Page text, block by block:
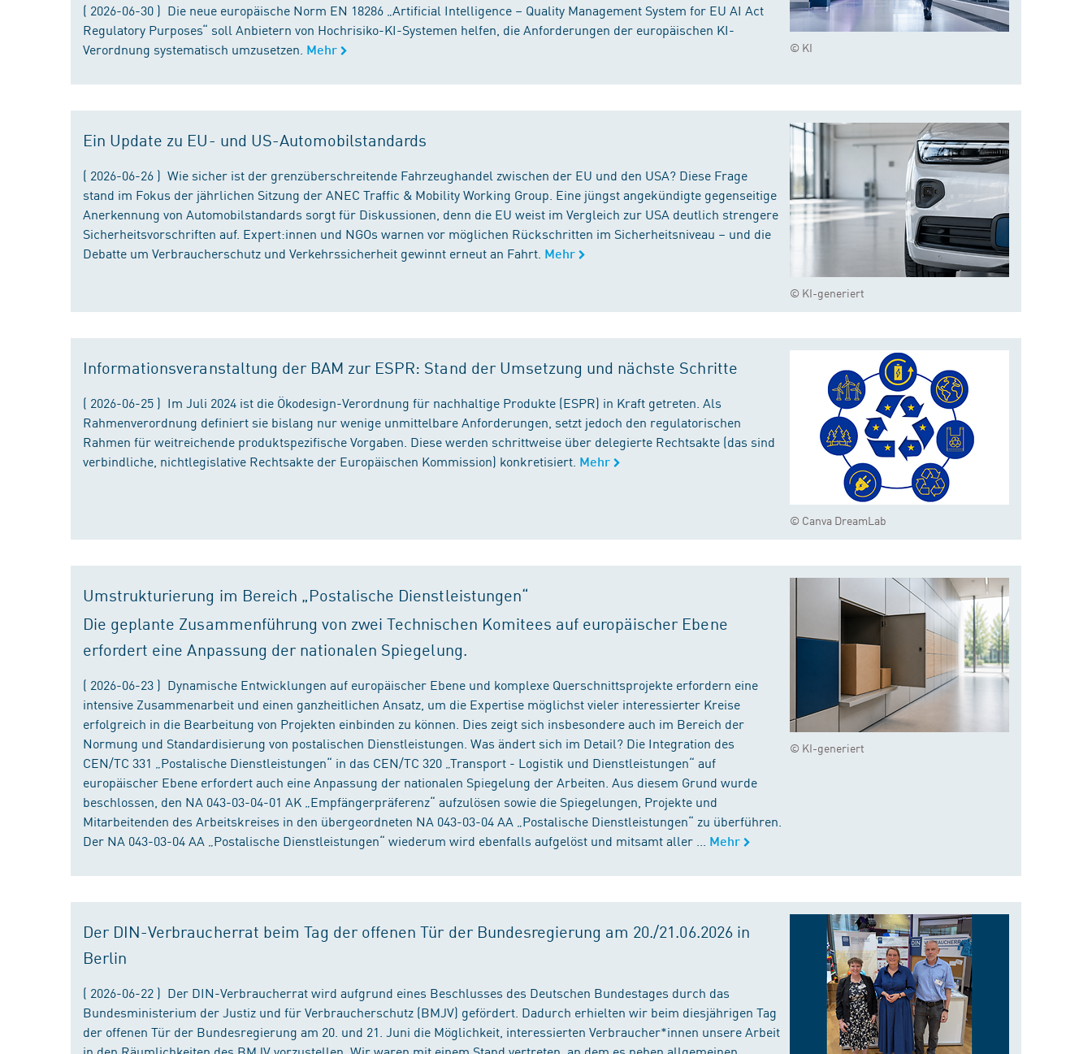
© KI
( 2026-06-30 ) Die neue europäische Norm EN 18286 „Artificial Intelligence – Quality Management System for EU AI Act
Regulatory Purposes“ soll Anbietern von Hochrisiko-KI-Systemen helfen, die Anforderungen der europäischen KI-
Verordnung systematisch umzusetzen. Mehr
© KI-generiert
Ein Update zu EU- und US-Automobilstandards
( 2026-06-26 ) Wie sicher ist der grenzüberschreitende Fahrzeughandel zwischen der EU und den USA? Diese Frage
stand im Fokus der jährlichen Sitzung der ANEC Traffic & Mobility Working Group. Eine jüngst angekündigte gegenseitige
Anerkennung von Automobilstandards sorgt für Diskussionen, denn die EU weist im Vergleich zur USA deutlich strengere
Sicherheitsvorschriften auf. Expert:innen und NGOs warnen vor möglichen Rückschritten im Sicherheitsniveau – und die
Debatte um Verbraucherschutz und Verkehrssicherheit gewinnt erneut an Fahrt. Mehr
© Canva DreamLab
Informationsveranstaltung der BAM zur ESPR: Stand der Umsetzung und nächste Schritte
( 2026-06-25 ) Im Juli 2024 ist die Ökodesign-Verordnung für nachhaltige Produkte (ESPR) in Kraft getreten. Als
Rahmenverordnung definiert sie bislang nur wenige unmittelbare Anforderungen, setzt jedoch den regulatorischen
Rahmen für weitreichende produktspezifische Vorgaben. Diese werden schrittweise über delegierte Rechtsakte (das sind
verbindliche, nichtlegislative Rechtsakte der Europäischen Kommission) konkretisiert. Mehr
© KI-generiert
Umstrukturierung im Bereich „Postalische Dienstleistungen“
Die geplante Zusammenführung von zwei Technischen Komitees auf europäischer Ebene
erfordert eine Anpassung der nationalen Spiegelung.
( 2026-06-23 ) Dynamische Entwicklungen auf europäischer Ebene und komplexe Querschnittsprojekte erfordern eine
intensive Zusammenarbeit und einen ganzheitlichen Ansatz, um die Expertise möglichst vieler interessierter Kreise
erfolgreich in die Bearbeitung von Projekten einbinden zu können. Dies zeigt sich insbesondere auch im Bereich der
Normung und Standardisierung von postalischen Dienstleistungen. Was ändert sich im Detail? Die Integration des
CEN/TC 331 „Postalische Dienstleistungen“ in das CEN/TC 320 „Transport - Logistik und Dienstleistungen“ auf
europäischer Ebene erfordert auch eine Anpassung der nationalen Spiegelung der Arbeiten. Aus diesem Grund wurde
beschlossen, den NA 043-03-04-01 AK „Empfängerpräferenz“ aufzulösen sowie die Spiegelungen, Projekte und
Mitarbeitenden des Arbeitskreises in den übergeordneten NA 043-03-04 AA „Postalische Dienstleistungen“ zu überführen.
Der NA 043-03-04 AA „Postalische Dienstleistungen“ wiederum wird ebenfalls aufgelöst und mitsamt aller ...
Mehr
Der DIN-Verbraucherrat beim Tag der offenen Tür der Bundesregierung am 20./21.06.2026 in
Berlin
( 2026-06-22 ) Der DIN-Verbraucherrat wird aufgrund eines Beschlusses des Deutschen Bundestages durch das
Bundesministerium der Justiz und für Verbraucherschutz (BMJV) gefördert. Dadurch erhielten wir beim diesjährigen Tag
der offenen Tür der Bundesregierung am 20. und 21. Juni die Möglichkeit, interessierten Verbraucher*innen unsere Arbeit